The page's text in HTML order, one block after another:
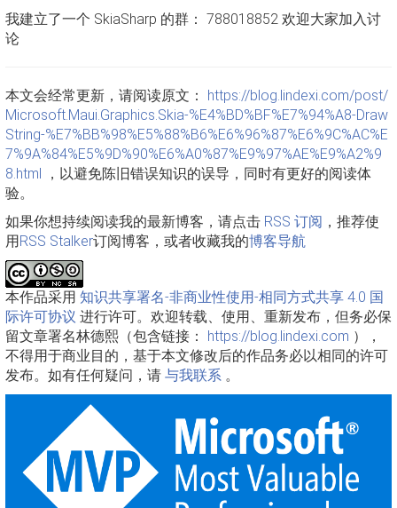
我建立了一个 SkiaSharp 的群： 788018852 欢迎大家加入讨
论
本文会经常更新，请阅读原文： https://blog.lindexi.com/post/
Microsoft.Maui.Graphics.Skia-%E4%BD%BF%E7%94%A8-Draw
String-%E7%BB%98%E5%88%B6%E6%96%87%E6%9C%AC%E
7%9A%84%E5%9D%90%E6%A0%87%E9%97%AE%E9%A2%9
8.html ，以避免陈旧错误知识的误导，同时有更好的阅读体
验。
如果你想持续阅读我的最新博客，请点击 RSS 订阅 ，推荐使
用RSS Stalker订阅博客，或者收藏我的博客导航
本作品采用 知识共享署名-非商业性使用-相同方式共享 4.0 国
际许可协议 进行许可。欢迎转载、使用、重新发布，但务必保
留文章署名林德熙（包含链接： https://blog.lindexi.com ），
不得用于商业目的，基于本文修改后的作品务必以相同的许可
发布。如有任何疑问，请 与我联系 。